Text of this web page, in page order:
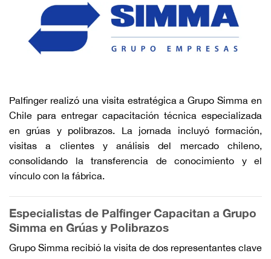
Palfinger realizó una visita estratégica a Grupo Simma en
Chile para entregar capacitación técnica especializada
en grúas y polibrazos. La jornada incluyó formación,
visitas a clientes y análisis del mercado chileno,
consolidando la transferencia de conocimiento y el
vínculo con la fábrica.
Especialistas de Palfinger Capacitan a Grupo
Simma en Grúas y Polibrazos
Grupo Simma recibió la visita de dos representantes clave